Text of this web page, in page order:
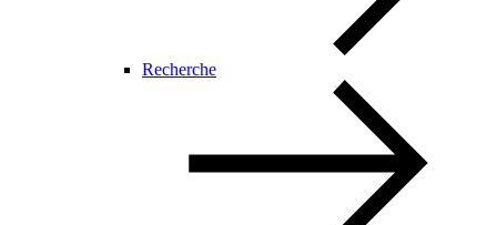
Recherche